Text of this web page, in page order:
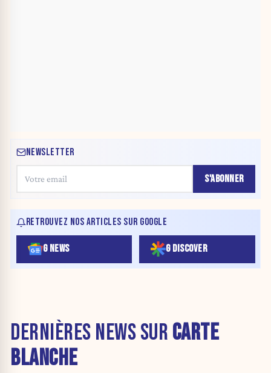
NEWSLETTER
S'ABONNER
RETROUVEZ NOS ARTICLES SUR GOOGLE
G NEWS G DISCOVER
DERNIÈRES NEWS SUR CARTE
BLANCHE